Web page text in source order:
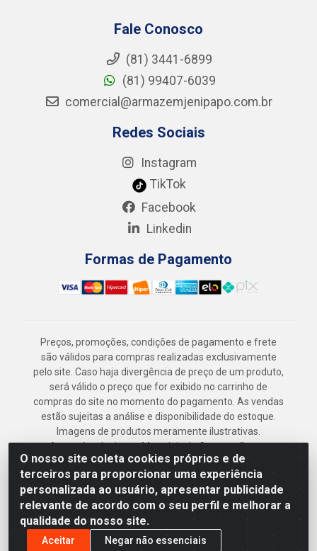
O nosso site coleta cookies próprios e de
terceiros para proporcionar uma experiência
personalizada ao usuário, apresentar publicidade
relevante de acordo com o seu perfil e melhorar a
qualidade do nosso site.
Aceitar Negar não essenciais
Fale Conosco
(81) 3441-6899
(81) 99407-6039
comercial@armazemjenipapo.com.br
Redes Sociais
Instagram
TikTok
Facebook
Linkedin
Formas de Pagamento
Preços, promoções, condições de pagamento e frete
são válidos para compras realizadas exclusivamente
pelo site. Caso haja divergência de preço de um produto,
será válido o preço que for exibido no carrinho de
compras do site no momento do pagamento. As vendas
estão sujeitas a análise e disponibilidade do estoque.
Imagens de produtos meramente ilustrativas.
Armazém Jenipapo Materiais de Construção em
Geral LTDA - Rua das Flores, 2691 - Guabiraba,
Recife/PE - CEP 52.291-630 - CNPJ
41.097.379/0001-